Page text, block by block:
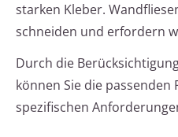
starken Kleber.
schneiden und erfordern
Durch die
können Sie die passenden
spezifischen